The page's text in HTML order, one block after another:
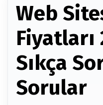
Web
Fiyatları
Sıkça
Sorular